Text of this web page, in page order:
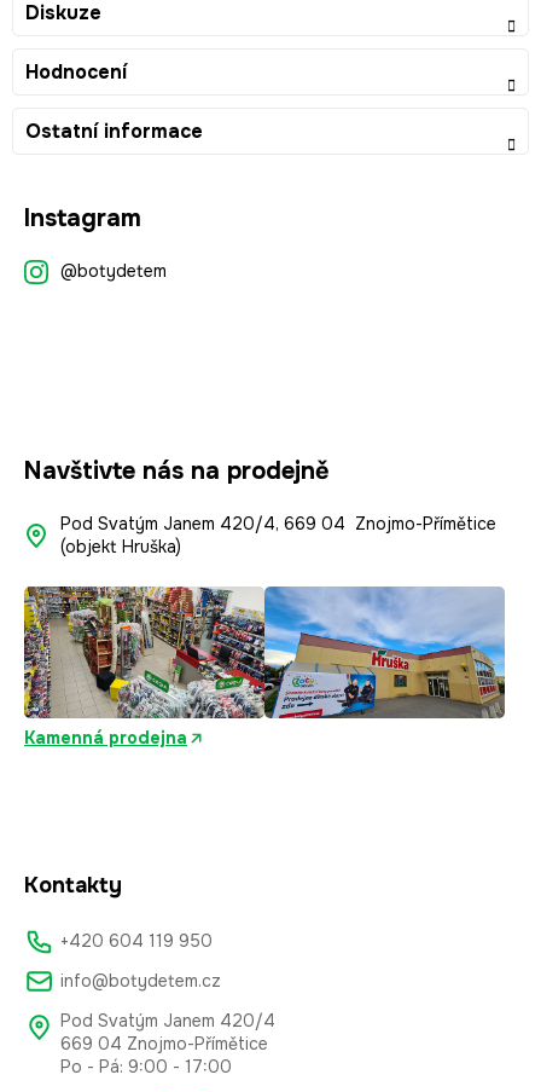
Diskuze
Hodnocení
Ostatní informace
Instagram
@botydetem
Navštivte nás na prodejně
Pod Svatým Janem 420/4, 669 04 Znojmo-Přímětice
(objekt Hruška)
Kamenná prodejna
Kontakty
+420 604 119 950
info@botydetem.cz
Pod Svatým Janem 420/4
669 04 Znojmo-Přímětice
Po - Pá: 9:00 - 17:00